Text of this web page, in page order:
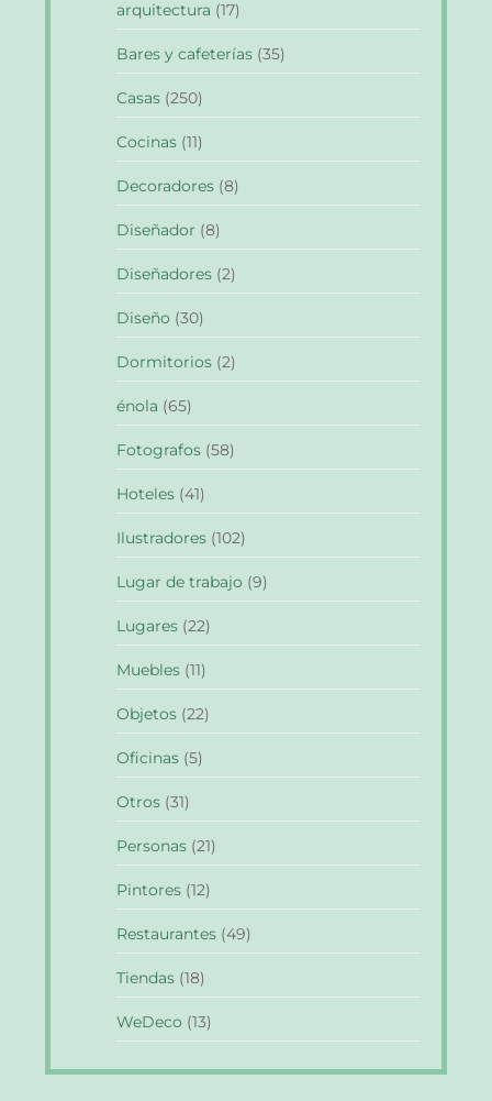
arquitectura (17)
Bares y cafeterías (35)
Casas (250)
Cocinas (11)
Decoradores (8)
Diseñador (8)
Diseñadores (2)
Diseño (30)
Dormitorios (2)
énola (65)
Fotografos (58)
Hoteles (41)
Ilustradores (102)
Lugar de trabajo (9)
Lugares (22)
Muebles (11)
Objetos (22)
Oficinas (5)
Otros (31)
Personas (21)
Pintores (12)
Restaurantes (49)
Tiendas (18)
WeDeco (13)